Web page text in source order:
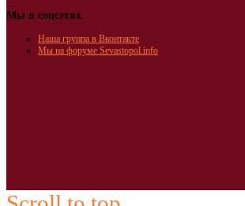
Мы в соцсетях
Наша группа в Вконтакте
Мы на форуме Sevastopol.info